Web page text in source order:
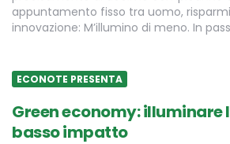
appuntamento fisso tra uomo,
innovazione: M’illumino di meno. In
ECONOTE PRESENTA
Green economy: illuminare
basso impatto